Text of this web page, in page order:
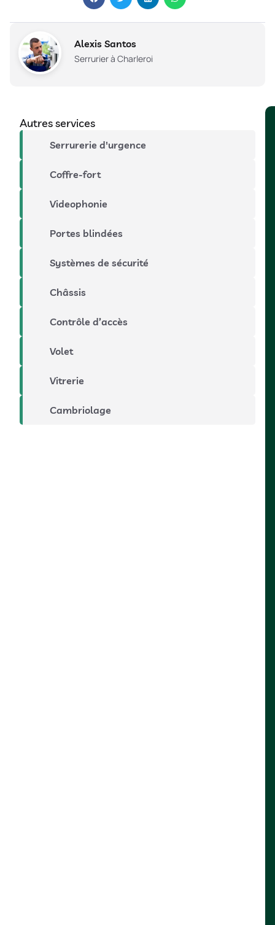
Alexis Santos
Serrurier à Charleroi
Autres services
Serrurerie d'urgence
Coffre-fort
Videophonie
Portes blindées
Systèmes de sécurité
Châssis
Contrôle d’accès
Volet
Vitrerie
Cambriolage